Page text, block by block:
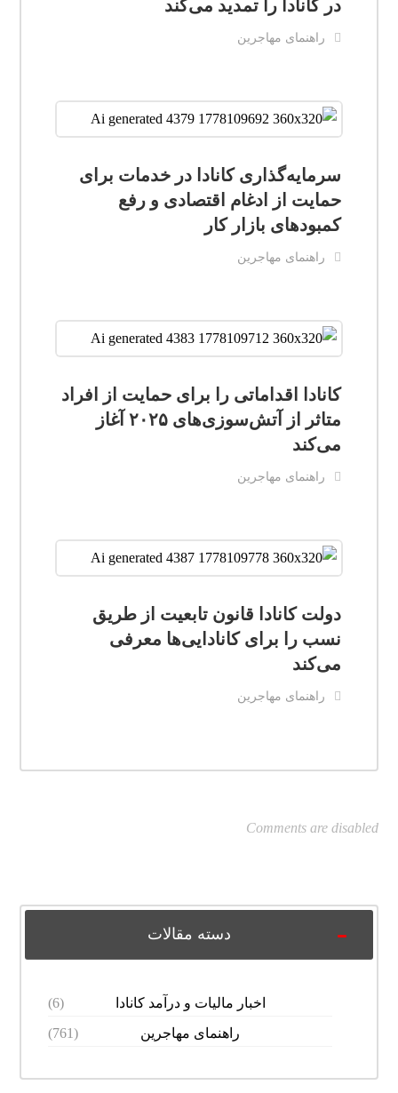
در کانادا را تمدید می‌کند
راهنمای مهاجرین
سرمایه‌گذاری کانادا در خدمات برای
حمایت از ادغام اقتصادی و رفع
کمبودهای بازار کار
راهنمای مهاجرین
کانادا اقداماتی را برای حمایت از افراد
متاثر از آتش‌سوزی‌های ۲۰۲۵ آغاز
می‌کند
راهنمای مهاجرین
دولت کانادا قانون تابعیت از طریق
نسب را برای کانادایی‌ها معرفی
می‌کند
راهنمای مهاجرین
Comments are disabled
دسته مقالات
اخبار مالیات و درآمد کانادا
(6)
راهنمای مهاجرین
(761)